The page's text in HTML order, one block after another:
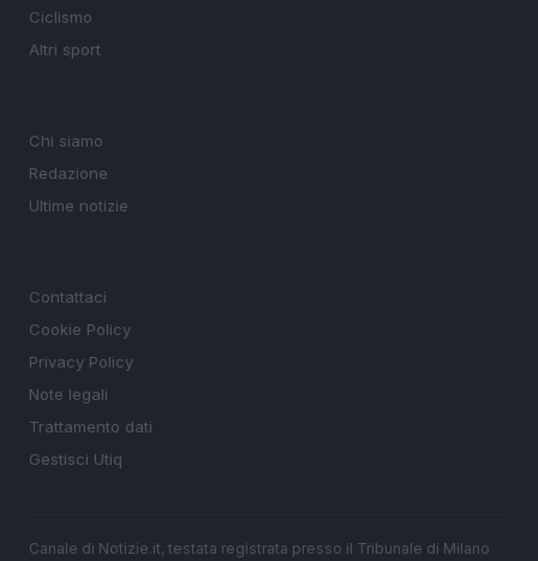
Ciclismo
Altri sport
Chi siamo
Redazione
Ultime notizie
Contattaci
Cookie Policy
Privacy Policy
Note legali
Trattamento dati
Gestisci Utiq
Canale di Notizie.it, testata registrata presso il Tribunale di Milano